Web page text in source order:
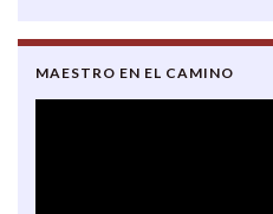
MAESTRO EN EL CAMINO